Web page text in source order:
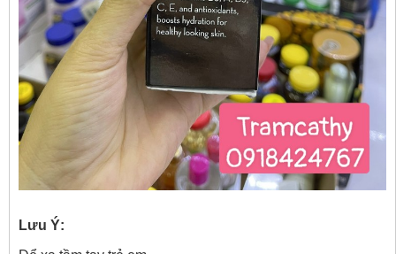
Lưu Ý: